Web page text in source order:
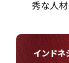
秀な人
インドネ